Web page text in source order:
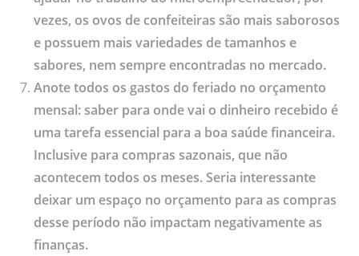
vezes, os ovos de confeiteiras são mais saborosos
e possuem mais variedades de tamanhos e
sabores, nem sempre encontradas no mercado.
Anote todos os gastos do feriado no orçamento
mensal: saber para onde vai o dinheiro recebido é
uma tarefa essencial para a boa saúde financeira.
Inclusive para compras sazonais, que não
acontecem todos os meses. Seria interessante
deixar um espaço no orçamento para as compras
desse período não impactam negativamente as
finanças.